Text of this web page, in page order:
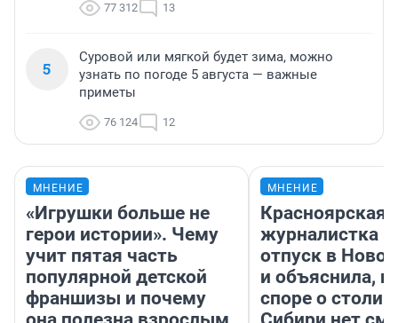
77 312 13
5
Суровой или мягкой будет зима, можно
узнать по погоде 5 августа — важные
приметы
76 124 12
МНЕНИЕ
«Игрушки больше не
герои истории». Чему
учит пятая часть
популярной детской
франшизы и почему
МНЕНИЕ
Красноярская
журналистка
отпуск в
и объяснила,
споре о